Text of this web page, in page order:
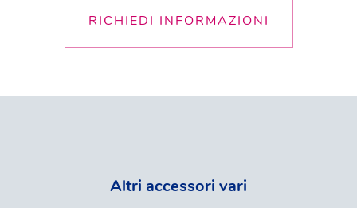
RICHIEDI INFORMAZIONI
Altri accessori vari